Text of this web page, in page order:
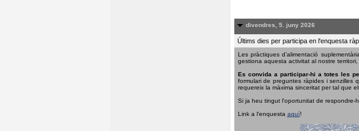
divendres, 5. juny 2026
Últims dies per participa en l'enquesta
Les pràctiques d’alimentació
gestiona aquesta activitat al nostre
Es convida a participar-hi a totes les
formulari de preguntes ràpides i senzilles
requereix la màxima sinceritat per tal que
Si ja heu tingut l'oportunitat de respondre-
Link a l'enquesta aquí!